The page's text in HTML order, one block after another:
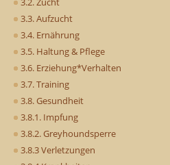
3.3. Aufzucht
3.4. Ernährung
3.5. Haltung & Pflege
3.6. Erziehung*Verhalten
3.7. Training
3.8. Gesundheit
3.8.1. Impfung
3.8.2. Greyhoundsperre
3.8.3 Verletzungen